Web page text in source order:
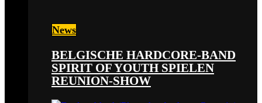
News
BELGISCHE HARDCORE-BAND
SPIRIT OF YOUTH SPIELEN
REUNION-SHOW